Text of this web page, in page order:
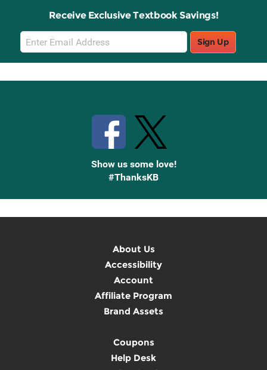
Receive Exclusive Textbook Savings!
Email
Sign
Up
Sign Up
Show us some love!
#ThanksKB
About Us
Accessibility
Account
Affiliate Program
Brand Assets
Coupons
Help Desk